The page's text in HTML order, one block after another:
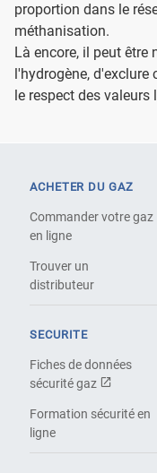
proportion dans le
méthanisation.
Là encore, il peut être
l'hydrogène,
le respect des valeurs
ACHETER DU GAZ
Commander votre gaz
en ligne
Trouver un
distributeur
SECURITE
Fiches de données
sécurité gaz
Formation sécurité en
ligne